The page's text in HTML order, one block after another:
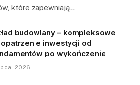
które zapewniają…
budowlany – kompleksowe
inwestycji od
po wykończenie
2026